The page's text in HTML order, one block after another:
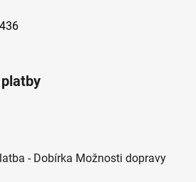
- Dobírka Možnosti dopravy